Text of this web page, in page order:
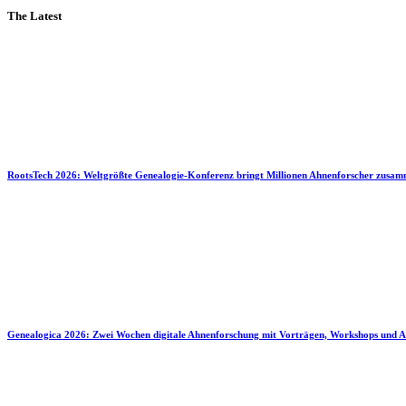
The Latest
RootsTech 2026: Weltgrößte Genealogie-Konferenz bringt Millionen Ahnenforscher
Genealogica 2026: Zwei Wochen digitale Ahnenforschung mit Vorträgen, Workshops und